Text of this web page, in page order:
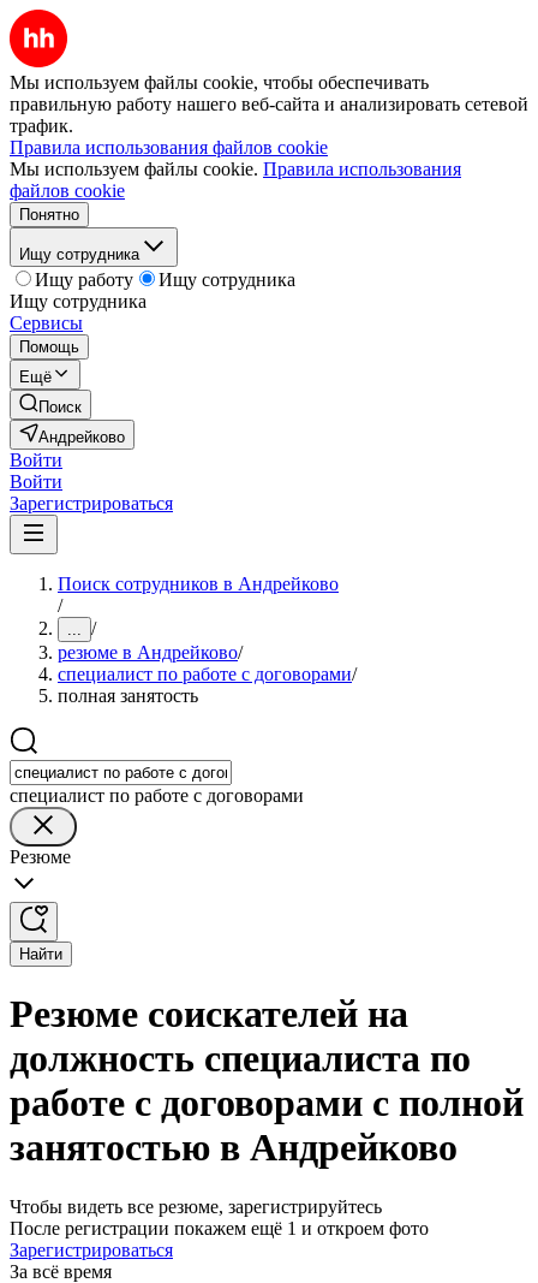
Мы используем файлы cookie, чтобы обеспечивать
правильную работу нашего веб-сайта и анализировать сетевой
трафик.
Правила использования файлов cookie
Мы используем файлы cookie. Правила использования
файлов cookie
Понятно
Ищу сотрудника
Ищу работу
Ищу сотрудника
Ищу сотрудника
Сервисы
Помощь
Ещё
Поиск
Андрейково
Войти
Войти
Зарегистрироваться
Поиск сотрудников в Андрейково
/
... /
резюме в Андрейково/
специалист по работе с договорами/
полная занятость
специалист по работе с договорами
Резюме
Найти
Резюме соискателей на
должность специалиста по
работе с договорами с полной
занятостью в Андрейково
Чтобы видеть все резюме, зарегистрируйтесь
После регистрации покажем ещё 1 и откроем фото
Зарегистрироваться
За всё время